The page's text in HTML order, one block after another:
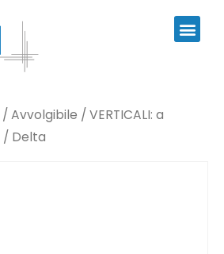
/ Avvolgibile / VERTICALI: a
/ Delta